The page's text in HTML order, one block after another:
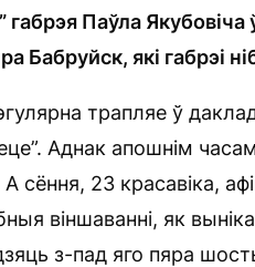
Паўла Якубовіча
Бабруйск, які габрэі
трапляе ў
Аднак апошнім
сёння, 23 красавіка,
віншаванні, як
з-пад яго пяра